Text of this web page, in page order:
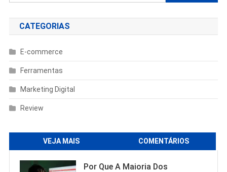
por:
CATEGORIAS
E-commerce
Ferramentas
Marketing Digital
Review
VEJA MAIS COMENTÁRIOS
Por Que A Maioria Dos